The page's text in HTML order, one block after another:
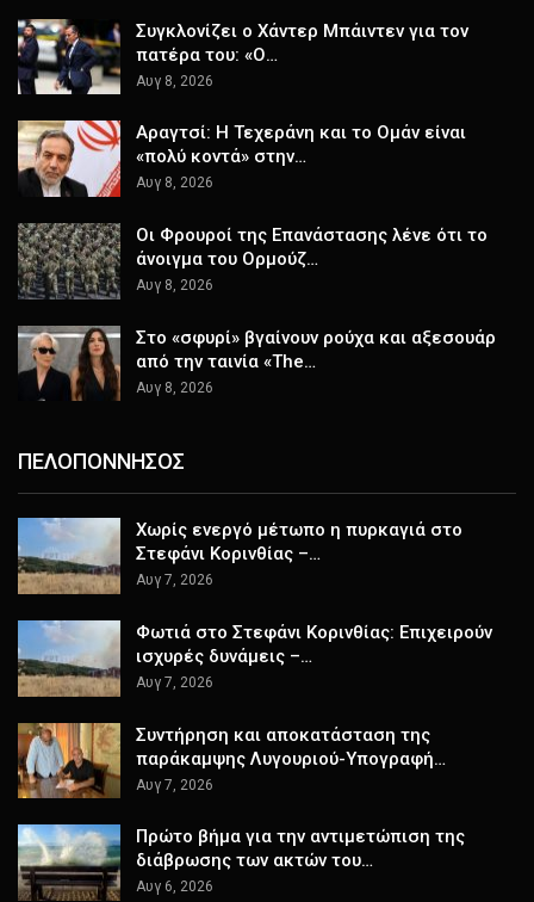
Συγκλονίζει ο Χάντερ Μπάιντεν για τον
πατέρα του: «Ο…
Αυγ 8, 2026
Αραγτσί: Η Τεχεράνη και το Ομάν είναι
«πολύ κοντά» στην…
Αυγ 8, 2026
Οι Φρουροί της Επανάστασης λένε ότι το
άνοιγμα του Ορμούζ…
Αυγ 8, 2026
Στο «σφυρί» βγαίνουν ρούχα και αξεσουάρ
από την ταινία «The…
Αυγ 8, 2026
ΠΕΛΟΠΟΝΝΗΣΟΣ
Χωρίς ενεργό μέτωπο η πυρκαγιά στο
Στεφάνι Κορινθίας –…
Αυγ 7, 2026
Φωτιά στο Στεφάνι Κορινθίας: Επιχειρούν
ισχυρές δυνάμεις –…
Αυγ 7, 2026
Συντήρηση και αποκατάσταση της
παράκαμψης Λυγουριού-Υπογραφή…
Αυγ 7, 2026
Πρώτο βήμα για την αντιμετώπιση της
διάβρωσης των ακτών του…
Αυγ 6, 2026